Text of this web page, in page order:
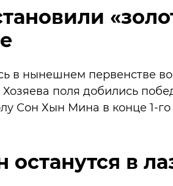
в нынешнем первенстве
поля добились
Сон Хын Мина в конце 1-го
в